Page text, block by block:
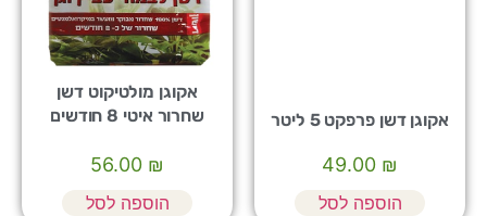
אקוגן דשן פרפקט 5 ליטר
₪
הוספה לסל
אקוגן מולטיקוט דשן
שחרור איטי 8 חודשים
₪
הוספה לסל